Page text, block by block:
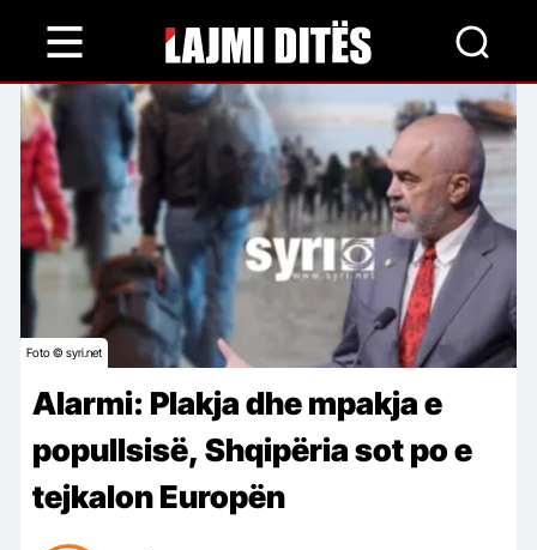
content
Foto © syri.net
Alarmi: Plakja dhe mpakja e
popullsisë, Shqipëria sot po e
tejkalon Europën